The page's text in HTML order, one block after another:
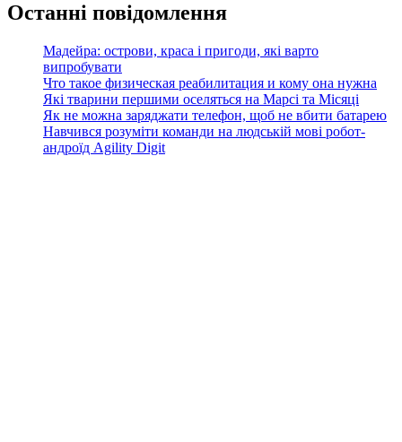
Останні повідомлення
Мадейра: острови, краса і пригоди, які варто
випробувати
Что такое физическая реабилитация и кому она нужна
Які тварини першими оселяться на Марсі та Місяці
Як не можна заряджати телефон, щоб не вбити батарею
Навчився розуміти команди на людській мові робот-
андроїд Agility Digit